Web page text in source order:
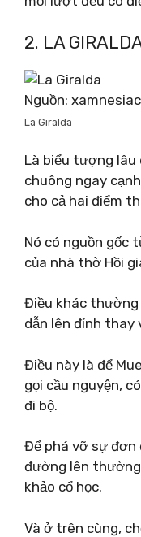
2. LA
Nguồn:
La Giralda
Là biểu tượng lâu
chuông ngay
cho cả hai điểm
Nó có nguồn gốc
của nhà thờ Hồi
Điều khác
dẫn lên đỉnh thay
Điều này là để
gọi cầu nguyện,
đi bộ.
Để phá vỡ sự đơn
đường lên
khảo cổ học.
Và ở trên cùng,